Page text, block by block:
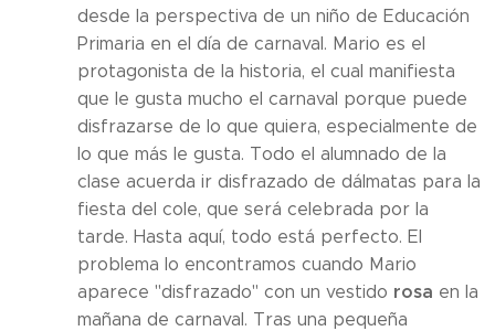
desde la perspectiva de un niño de Educación
Primaria en el día de carnaval. Mario es el
protagonista de la historia, el cual manifiesta
que le gusta mucho el carnaval porque puede
disfrazarse de lo que quiera, especialmente de
lo que más le gusta. Todo el alumnado de la
clase acuerda ir disfrazado de dálmatas para la
fiesta del cole, que será celebrada por la
tarde. Hasta aquí, todo está perfecto. El
problema lo encontramos cuando Mario
aparece "disfrazado" con un vestido rosa en la
mañana de carnaval. Tras una pequeña